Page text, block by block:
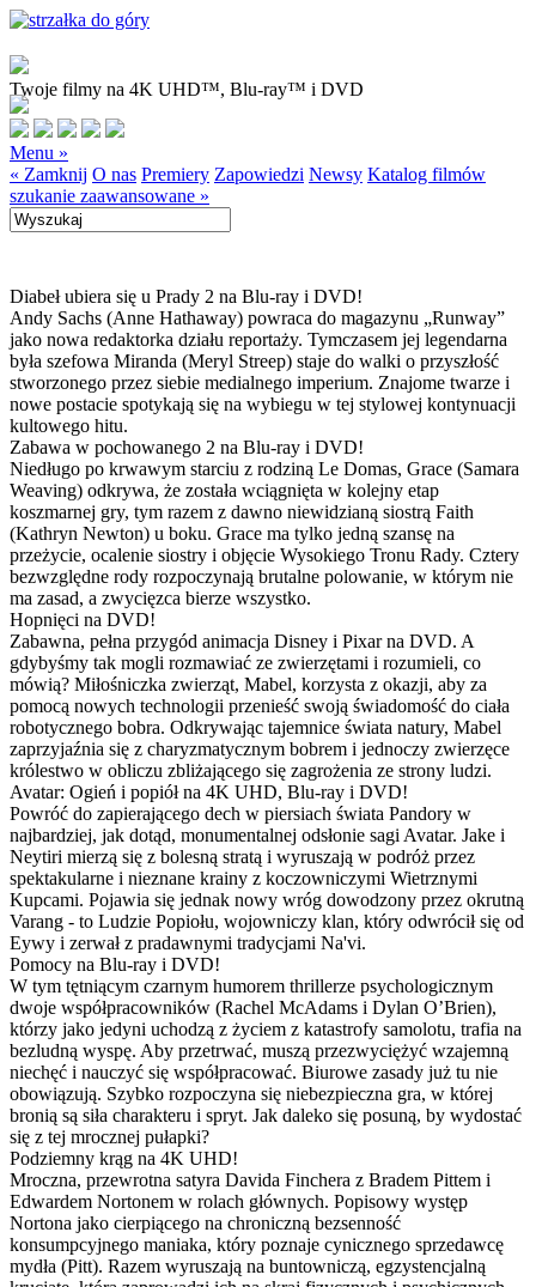
Twoje filmy na 4K UHD™, Blu-ray™ i DVD
Menu »
« Zamknij O nas Premiery Zapowiedzi Newsy Katalog filmów
szukanie zaawansowane »
Diabeł ubiera się u Prady 2 na Blu-ray i DVD!
Andy Sachs (Anne Hathaway) powraca do magazynu „Runway”
jako nowa redaktorka działu reportaży. Tymczasem jej legendarna
była szefowa Miranda (Meryl Streep) staje do walki o przyszłość
stworzonego przez siebie medialnego imperium. Znajome twarze i
nowe postacie spotykają się na wybiegu w tej stylowej kontynuacji
kultowego hitu.
Zabawa w pochowanego 2 na Blu-ray i DVD!
Niedługo po krwawym starciu z rodziną Le Domas, Grace (Samara
Weaving) odkrywa, że została wciągnięta w kolejny etap
koszmarnej gry, tym razem z dawno niewidzianą siostrą Faith
(Kathryn Newton) u boku. Grace ma tylko jedną szansę na
przeżycie, ocalenie siostry i objęcie Wysokiego Tronu Rady. Cztery
bezwzględne rody rozpoczynają brutalne polowanie, w którym nie
ma zasad, a zwycięzca bierze wszystko.
Hopnięci na DVD!
Zabawna, pełna przygód animacja Disney i Pixar na DVD. A
gdybyśmy tak mogli rozmawiać ze zwierzętami i rozumieli, co
mówią? Miłośniczka zwierząt, Mabel, korzysta z okazji, aby za
pomocą nowych technologii przenieść swoją świadomość do ciała
robotycznego bobra. Odkrywając tajemnice świata natury, Mabel
zaprzyjaźnia się z charyzmatycznym bobrem i jednoczy zwierzęce
królestwo w obliczu zbliżającego się zagrożenia ze strony ludzi.
Avatar: Ogień i popiół na 4K UHD, Blu-ray i DVD!
Powróć do zapierającego dech w piersiach świata Pandory w
najbardziej, jak dotąd, monumentalnej odsłonie sagi Avatar. Jake i
Neytiri mierzą się z bolesną stratą i wyruszają w podróż przez
spektakularne i nieznane krainy z koczowniczymi Wietrznymi
Kupcami. Pojawia się jednak nowy wróg dowodzony przez okrutną
Varang - to Ludzie Popiołu, wojowniczy klan, który odwrócił się od
Eywy i zerwał z pradawnymi tradycjami Na'vi.
Pomocy na Blu-ray i DVD!
W tym tętniącym czarnym humorem thrillerze psychologicznym
dwoje współpracowników (Rachel McAdams i Dylan O’Brien),
którzy jako jedyni uchodzą z życiem z katastrofy samolotu, trafia na
bezludną wyspę. Aby przetrwać, muszą przezwyciężyć wzajemną
niechęć i nauczyć się współpracować. Biurowe zasady już tu nie
obowiązują. Szybko rozpoczyna się niebezpieczna gra, w której
bronią są siła charakteru i spryt. Jak daleko się posuną, by wydostać
się z tej mrocznej pułapki?
Podziemny krąg na 4K UHD!
Mroczna, przewrotna satyra Davida Finchera z Bradem Pittem i
Edwardem Nortonem w rolach głównych. Popisowy występ
Nortona jako cierpiącego na chroniczną bezsenność
konsumpcyjnego maniaka, który poznaje cynicznego sprzedawcę
mydła (Pitt). Razem wyruszają na buntowniczą, egzystencjalną